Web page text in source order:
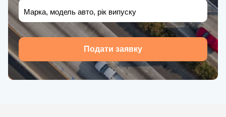
Марка, модель авто, рік випуску
Подати заявку